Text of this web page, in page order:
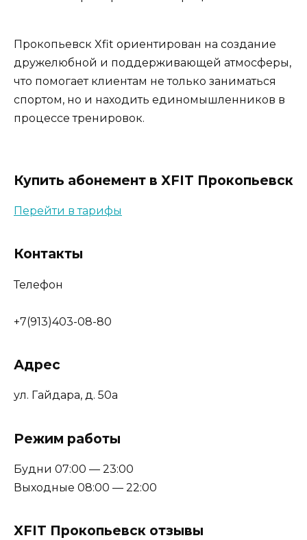
Прокопьевск Xfit ориентирован на создание
дружелюбной и поддерживающей атмосферы,
что помогает клиентам не только заниматься
спортом, но и находить единомышленников в
процессе тренировок.
Купить абонемент в XFIT Прокопьевск
Перейти в тарифы
Контакты
Телефон
+7(913)403-08-80
Адрес
ул. Гайдара, д. 50а
Режим работы
Будни 07:00 — 23:00
Выходные 08:00 — 22:00
XFIT Прокопьевск отзывы